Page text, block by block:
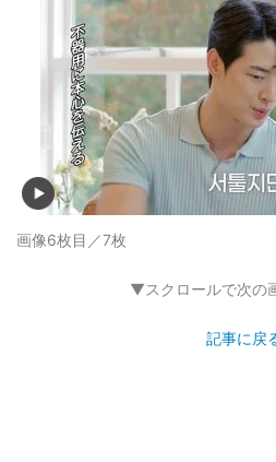
画像6枚目／7枚
▼スクロールで次の
記事に戻